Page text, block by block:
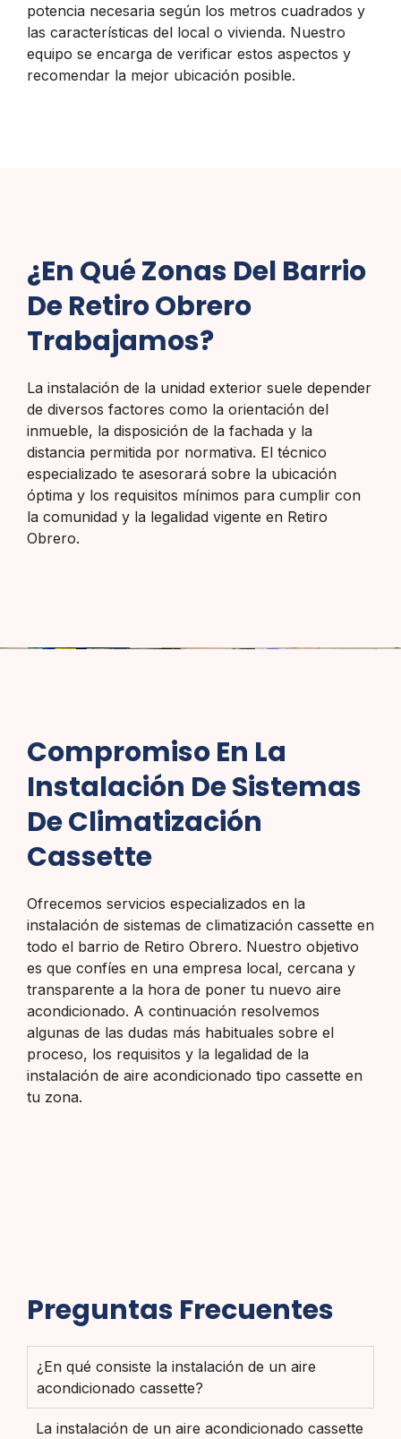
potencia necesaria según los metros cuadrados y
las características del local o vivienda. Nuestro
equipo se encarga de verificar estos aspectos y
recomendar la mejor ubicación posible.
¿En Qué Zonas Del Barrio
De Retiro Obrero
Trabajamos?
La instalación de la unidad exterior suele depender
de diversos factores como la orientación del
inmueble, la disposición de la fachada y la
distancia permitida por normativa. El técnico
especializado te asesorará sobre la ubicación
óptima y los requisitos mínimos para cumplir con
la comunidad y la legalidad vigente en Retiro
Obrero.
Compromiso En La
Instalación De Sistemas
De Climatización
Cassette
Ofrecemos servicios especializados en la
instalación de sistemas de climatización cassette en
todo el barrio de Retiro Obrero. Nuestro objetivo
es que confíes en una empresa local, cercana y
transparente a la hora de poner tu nuevo aire
acondicionado. A continuación resolvemos
algunas de las dudas más habituales sobre el
proceso, los requisitos y la legalidad de la
instalación de aire acondicionado tipo cassette en
tu zona.
Preguntas Frecuentes
¿En qué consiste la instalación de un aire
acondicionado cassette?
La instalación de un aire acondicionado cassette